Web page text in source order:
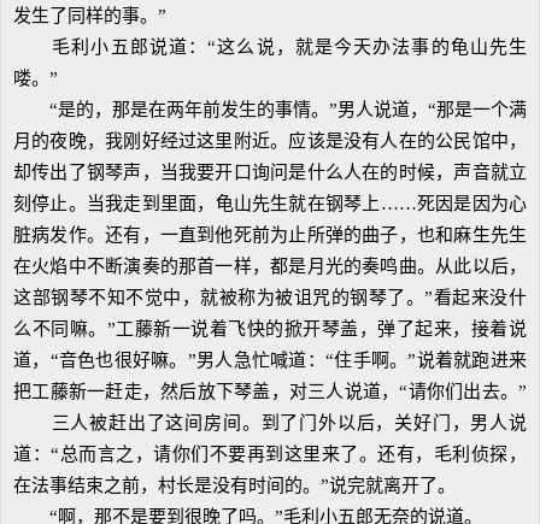
发生了同样的事。”
毛利小五郎说道：“这么说，就是今天办法事的龟山先生
喽。”
“是的，那是在两年前发生的事情。”男人说道，“那是一个满
月的夜晚，我刚好经过这里附近。应该是没有人在的公民馆中，
却传出了钢琴声，当我要开口询问是什么人在的时候，声音就立
刻停止。当我走到里面，龟山先生就在钢琴上……死因是因为心
脏病发作。还有，一直到他死前为止所弹的曲子，也和麻生先生
在火焰中不断演奏的那首一样，都是月光的奏鸣曲。从此以后，
这部钢琴不知不觉中，就被称为被诅咒的钢琴了。”看起来没什
么不同嘛。”工藤新一说着飞快的掀开琴盖，弹了起来，接着说
道，“音色也很好嘛。”男人急忙喊道：“住手啊。”说着就跑进来
把工藤新一赶走，然后放下琴盖，对三人说道，“请你们出去。”
三人被赶出了这间房间。到了门外以后，关好门，男人说
道：“总而言之，请你们不要再到这里来了。还有，毛利侦探，
在法事结束之前，村长是没有时间的。”说完就离开了。
“啊，那不是要到很晚了吗。”毛利小五郎无奈的说道。